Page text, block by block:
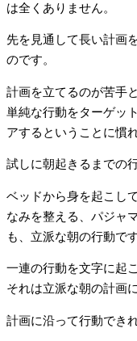
は全くありません。
先を見通して長い計画
のです。
計画を立てるのが苦手
単純な行動をターゲッ
アするということに慣
試しに朝起きるまでの
ベッドから身を起こし
なみを整える、パジャ
も、立派な朝の行動です
一連の行動を文字に起
それは立派な朝の計画
計画に沿って行動でき